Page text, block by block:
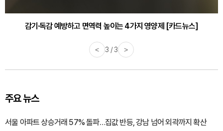
감기·독감 예방하고 면역력 높이는 4가지 영양제 [카드뉴스]
< 3 / 3 >
주요 뉴스
서울 아파트 상승거래 57% 돌파…집값 반등, 강남 넘어 외곽까지 확산